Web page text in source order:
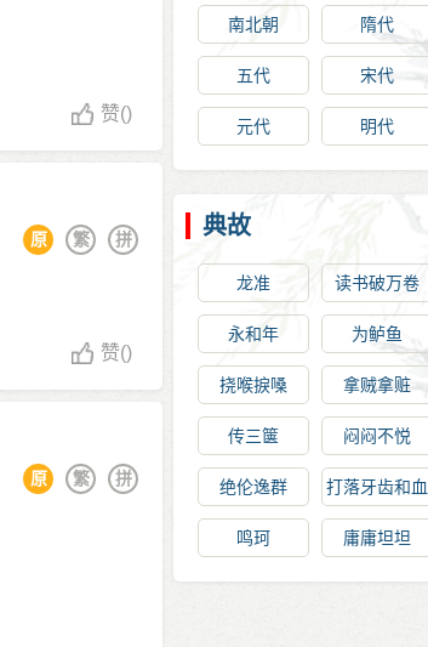
赞()
拼
繁
原
赞()
拼
繁
原
南北朝 隋代
五代 宋代
元代 明代
典故
龙准 读书破万卷
永和年 为鲈鱼
挠喉捩嗓 拿贼拿赃
传三箧 闷闷不悦
绝伦逸群
打落牙齿和血
吞
鸣珂 庸庸坦坦